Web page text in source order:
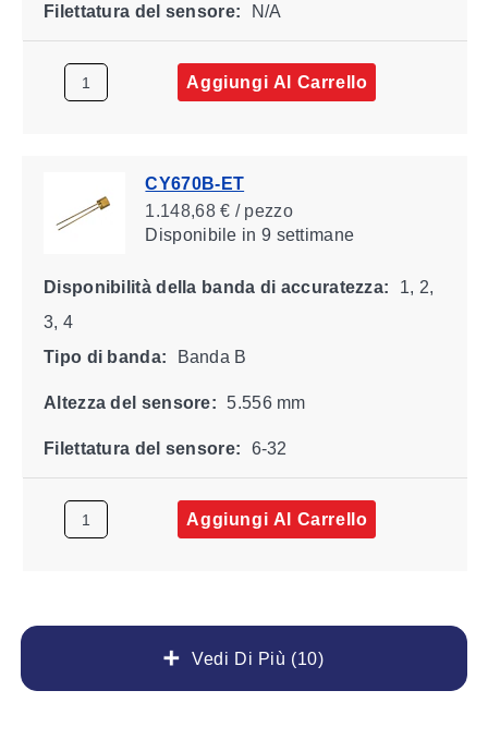
Vedi Di Più (10)
Filettatura del sensore: N/A
Aggiungi Al Carrello
CY670B-ET
1.148,68 € / pezzo
Disponibile in 9 settimane
Disponibilità della banda di accuratezza:
1, 2,
3, 4
Tipo di banda:
Banda B
Altezza del sensore: 5.556 mm
Filettatura del sensore: 6-32
Aggiungi Al Carrello